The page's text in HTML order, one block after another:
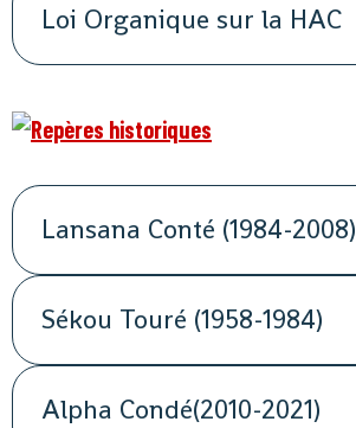
Loi Organique sur la HAC
Lansana Conté (1984-2008)
Sékou Touré (1958-1984)
Alpha Condé(2010-2021)